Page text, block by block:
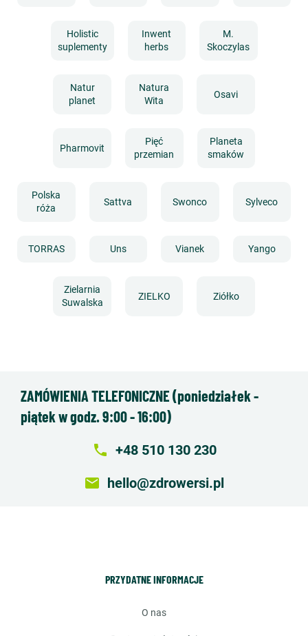
Holistic
suplementy
Inwent
herbs
M.
Skoczylas
Natur
planet
Natura
Wita
Osavi
Pharmovit
Pięć
przemian
Planeta
smaków
Polska
róża
Sattva Swonco Sylveco
TORRAS Uns Vianek Yango
Zielarnia
Suwalska
ZIELKO Ziółko
ZAMÓWIENIA TELEFONICZNE (poniedziałek -
piątek w godz. 9:00 - 16:00)
local_phone +48 510 130 230
email hello@zdrowersi.pl
PRZYDATNE INFORMACJE
o nas